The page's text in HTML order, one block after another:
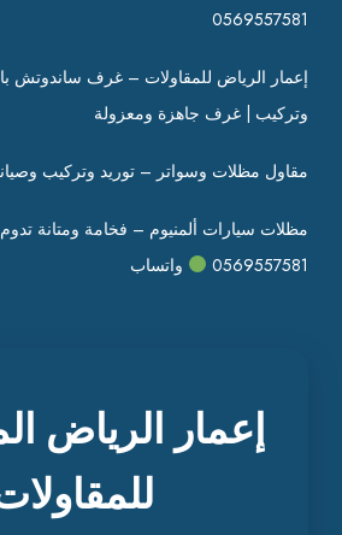
0569557581
إعمار الرياض للمقاولات – غرف ساندوتش
وتركيب | غرف جاهزة ومعزولة
مقاول مظلات وسواتر – توريد وتركيب
مظلات سيارات ألمنيوم – فخامة ومتانة
0569557581
واتساب
إعمار الرياض